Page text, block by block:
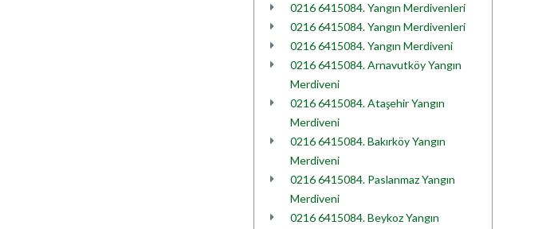
0216 6415084. Yangın Merdivenleri
0216 6415084. Yangın Merdivenleri
0216 6415084. Yangın Merdiveni
0216 6415084. Arnavutköy Yangın
Merdiveni
0216 6415084. Ataşehir Yangın
Merdiveni
0216 6415084. Bakırköy Yangın
Merdiveni
0216 6415084. Paslanmaz Yangın
Merdiveni
0216 6415084. Beykoz Yangın